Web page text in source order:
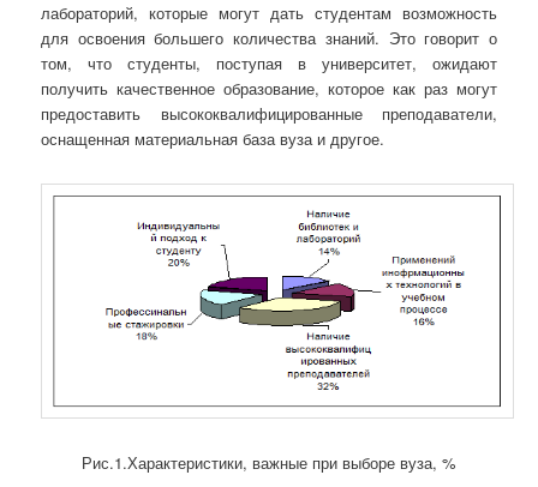
лабораторий, которые могут дать студентам возможность
для освоения большего количества знаний. Это говорит о
том, что студенты, поступая в университет, ожидают
получить качественное образование, которое как раз могут
предоставить высококвалифицированные преподаватели,
оснащенная материальная база вуза и другое.
Рис.1.Характеристики, важные при выборе вуза, %